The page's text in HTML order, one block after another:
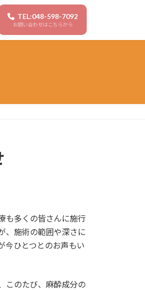
TEL:048-598-7092
お問い合わせはこちらから
も多くの皆さんに施行
、施術の範囲や深さに
今ひとつとのお声もい
このたび、麻酔成分の